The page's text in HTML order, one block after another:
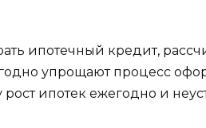
ипотечный кредит,
упрощают процесс
рост ипотек ежегодно и